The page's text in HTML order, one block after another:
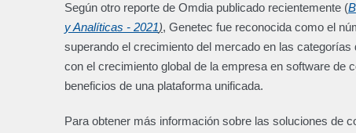
Según otro reporte de Omdia publicado recientemente (
y Analíticas - 2021), Genetec fue reconocida como el
superando el crecimiento del mercado en las
con el crecimiento global de la empresa en software de
beneficios de una plataforma unificada.
Para obtener más información sobre las soluciones de